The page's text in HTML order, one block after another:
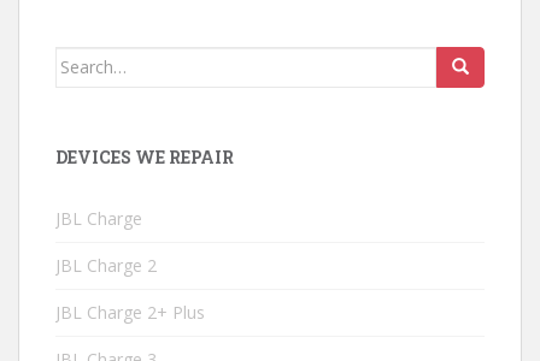
Search
DEVICES WE REPAIR
JBL Charge
JBL Charge 2
JBL Charge 2+ Plus